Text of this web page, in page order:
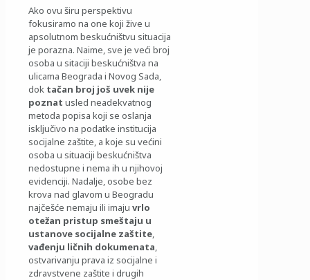
Ako ovu širu perspektivu
fokusiramo na one koji žive u
apsolutnom beskućništvu situacija
je porazna. Naime, sve je veći broj
osoba u sitaciji beskućništva na
ulicama Beograda i Novog Sada,
dok tačan broj još uvek nije
poznat usled neadekvatnog
metoda popisa koji se oslanja
isključivo na podatke institucija
socijalne zaštite, a koje su većini
osoba u situaciji beskućništva
nedostupne i nema ih u njihovoj
evidenciji. Nadalje, osobe bez
krova nad glavom u Beogradu
najčešće nemaju ili imaju vrlo
otežan pristup smeštaju u
ustanove socijalne zaštite,
vađenju ličnih dokumenata,
ostvarivanju prava iz socijalne i
zdravstvene zaštite i drugih